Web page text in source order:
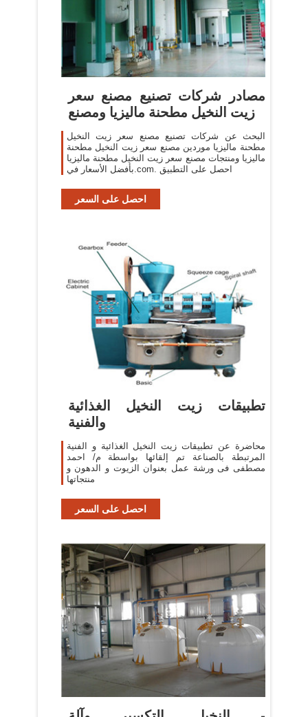
مصادر شركات تصنيع مصنع سعر
زيت النخيل مطحنة ماليزيا ومصنع
البحث عن شركات تصنيع مصنع سعر زيت النخيل
مطحنة ماليزيا موردين مصنع سعر زيت النخيل مطحنة
ماليزيا ومنتجات مصنع سعر زيت النخيل مطحنة ماليزيا
بأفضل الأسعار في.com. احصل على التطبيق
احصل على السعر
تطبيقات زيت النخيل الغذائية
والفنية
محاضرة عن تطبيقات زيت النخيل الغذائية و الفنية
المرتبطة بالصناعة تم إلقائها بواسطة م/ احمد
مصطفى فى ورشة عمل بعنوان الزيوت و الدهون و
منتجاتها
احصل على السعر